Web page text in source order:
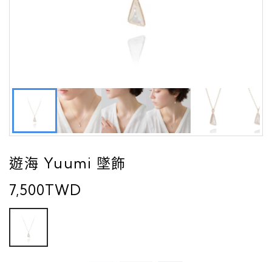
遊海 Yuumi 墜飾
7,500TWD